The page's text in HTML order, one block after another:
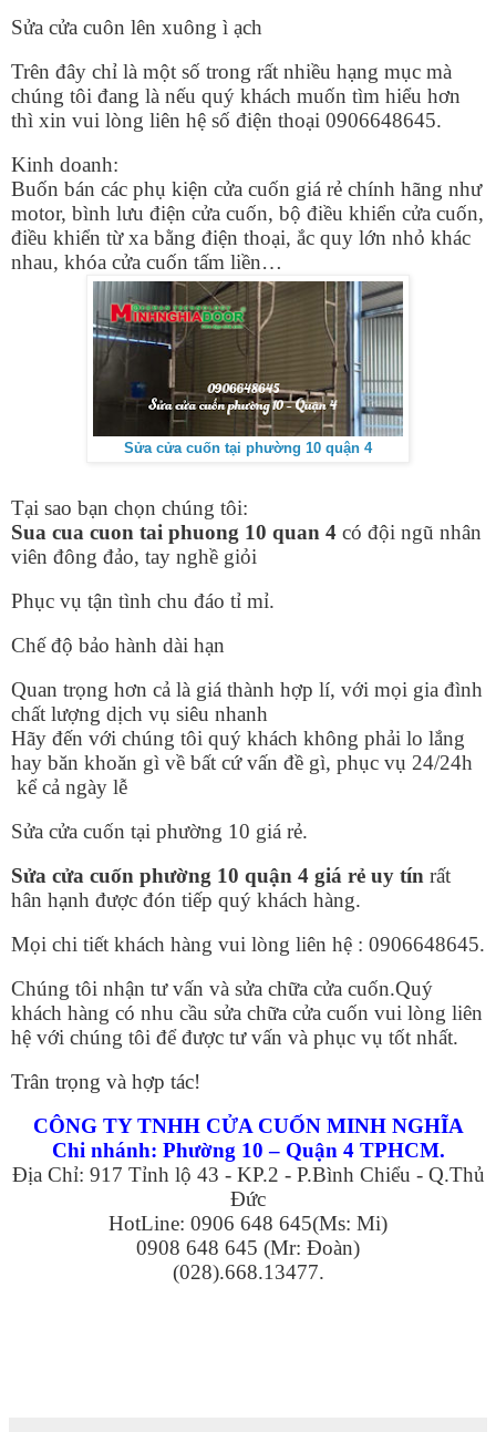
Sửa cửa cuôn lên xuông ì ạch
Trên đây chỉ là một số trong rất nhiều hạng mục mà
chúng tôi đang là nếu quý khách muốn tìm hiểu hơn
thì xin vui lòng liên hệ số điện thoại 0906648645.
Kinh doanh:
Buốn bán các phụ kiện cửa cuốn giá rẻ chính hãng như
motor, bình lưu điện cửa cuốn, bộ điều khiển cửa cuốn,
điều khiển từ xa bằng điện thoại, ắc quy lớn nhỏ khác
nhau, khóa cửa cuốn tấm liền…
Sửa cửa cuốn tại phường 10 quận 4
Tại sao bạn chọn chúng tôi:
Sua cua cuon tai phuong 10 quan 4 có đội ngũ nhân
viên đông đảo, tay nghề giỏi
Phục vụ tận tình chu đáo tỉ mỉ.
Chế độ bảo hành dài hạn
Quan trọng hơn cả là giá thành hợp lí, với mọi gia đình
chất lượng dịch vụ siêu nhanh
Hãy đến với chúng tôi quý khách không phải lo lắng
hay băn khoăn gì về bất cứ vấn đề gì, phục vụ 24/24h
kể cả ngày lễ
Sửa cửa cuốn tại phường 10 giá rẻ.
Sửa cửa cuốn phường 10 quận 4 giá rẻ uy tín rất
hân hạnh được đón tiếp quý khách hàng.
Mọi chi tiết khách hàng vui lòng liên hệ : 0906648645.
Chúng tôi nhận tư vấn và sửa chữa cửa cuốn.Quý
khách hàng có nhu cầu sửa chữa cửa cuốn vui lòng liên
hệ với chúng tôi để được tư vấn và phục vụ tốt nhất.
Trân trọng và hợp tác!
CÔNG TY TNHH CỬA CUỐN MINH NGHĨA
Chi nhánh: Phường 10 – Quận 4 TPHCM.
Địa Chỉ: 917 Tỉnh lộ 43 - KP.2 - P.Bình Chiểu - Q.Thủ
Đức
HotLine: 0906 648 645(Ms: Mi)
0908 648 645 (Mr: Đoàn)
(028).668.13477.